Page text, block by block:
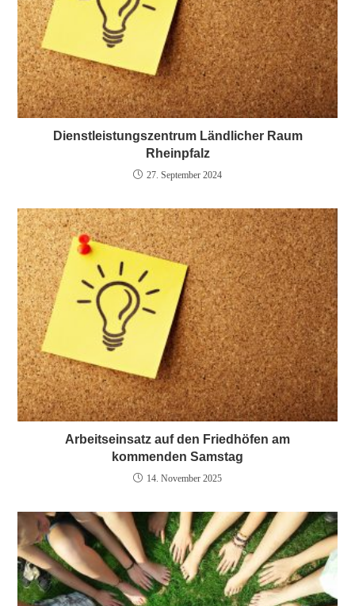
Dienstleistungszentrum Ländlicher Raum
Rheinpfalz
27. September 2024
Arbeitseinsatz auf den Friedhöfen am
kommenden Samstag
14. November 2025